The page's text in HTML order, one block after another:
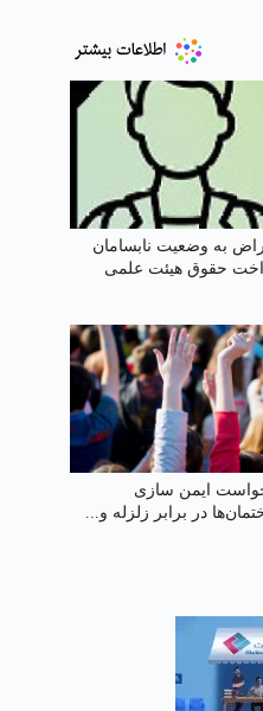
به وضعیت نابسامان
حقوق هیئت علمی
ایمن‌ سازی
در برابر زلزله و...